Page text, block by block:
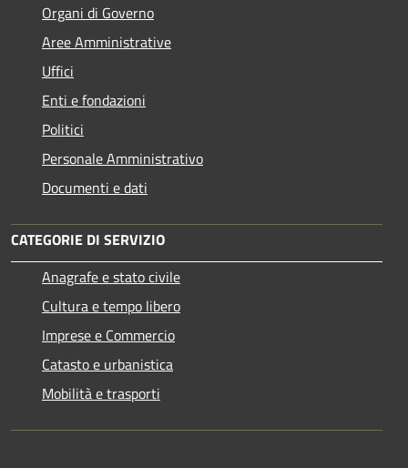
Organi di Governo
Aree Amministrative
Uffici
Enti e fondazioni
Politici
Personale Amministrativo
Documenti e dati
CATEGORIE DI SERVIZIO
Anagrafe e stato civile
Cultura e tempo libero
Imprese e Commercio
Catasto e urbanistica
Mobilità e trasporti